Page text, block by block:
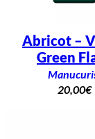
Abricot –
Green
20,00€